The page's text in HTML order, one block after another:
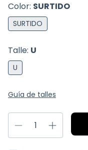
Color: SURTIDO
SURTIDO
Talle: U
U
Guía de talles